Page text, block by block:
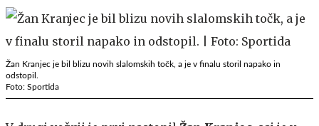
Žan Kranjec je bil blizu novih slalomskih točk, a je v finalu storil napako in
odstopil.
Foto: Sportida